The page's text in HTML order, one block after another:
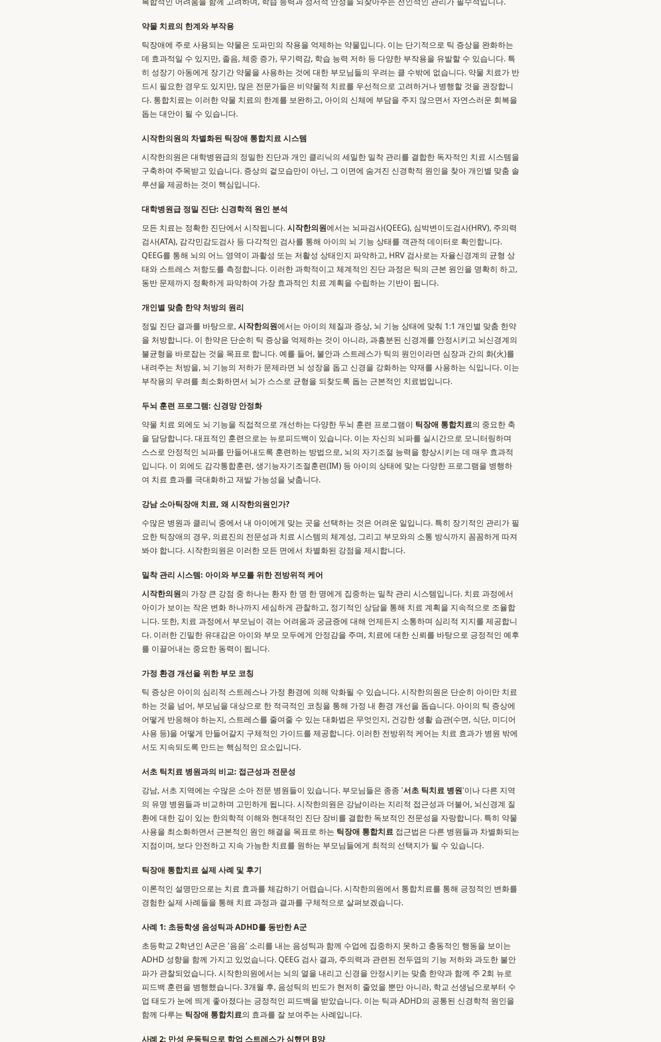
약물 치료의 한계와 부작용
틱장애에 주로 사용되는 약물은 도파민의 작용을 억제하는 약물입니다. 이는 단기적으로 틱 증상을 완화하는
데 효과적일 수 있지만, 졸음, 체중 증가, 무기력감, 학습 능력 저하 등 다양한 부작용을 유발할 수 있습니다. 특
히 성장기 아동에게 장기간 약물을 사용하는 것에 대한 부모님들의 우려는 클 수밖에 없습니다. 약물 치료가 반
드시 필요한 경우도 있지만, 많은 전문가들은 비약물적 치료를 우선적으로 고려하거나 병행할 것을 권장합니
다. 통합치료는 이러한 약물 치료의 한계를 보완하고, 아이의 신체에 부담을 주지 않으면서 자연스러운 회복을
돕는 대안이 될 수 있습니다.
시작한의원의 차별화된 틱장애 통합치료 시스템
시작한의원은 대학병원급의 정밀한 진단과 개인 클리닉의 세밀한 밀착 관리를 결합한 독자적인 치료 시스템을
구축하여 주목받고 있습니다. 증상의 겉모습만이 아닌, 그 이면에 숨겨진 신경학적 원인을 찾아 개인별 맞춤 솔
루션을 제공하는 것이 핵심입니다.
대학병원급 정밀 진단: 신경학적 원인 분석
모든 치료는 정확한 진단에서 시작됩니다. 시작한의원에서는 뇌파검사(QEEG), 심박변이도검사(HRV), 주의력
검사(ATA), 감각민감도검사 등 다각적인 검사를 통해 아이의 뇌 기능 상태를 객관적 데이터로 확인합니다.
QEEG를 통해 뇌의 어느 영역이 과활성 또는 저활성 상태인지 파악하고, HRV 검사로는 자율신경계의 균형 상
태와 스트레스 저항도를 측정합니다. 이러한 과학적이고 체계적인 진단 과정은 틱의 근본 원인을 명확히 하고,
동반 문제까지 정확하게 파악하여 가장 효과적인 치료 계획을 수립하는 기반이 됩니다.
개인별 맞춤 한약 처방의 원리
정밀 진단 결과를 바탕으로, 시작한의원에서는 아이의 체질과 증상, 뇌 기능 상태에 맞춰 1:1 개인별 맞춤 한약
을 처방합니다. 이 한약은 단순히 틱 증상을 억제하는 것이 아니라, 과흥분된 신경계를 안정시키고 뇌신경계의
불균형을 바로잡는 것을 목표로 합니다. 예를 들어, 불안과 스트레스가 틱의 원인이라면 심장과 간의 화(火)를
내려주는 처방을, 뇌 기능의 저하가 문제라면 뇌 성장을 돕고 신경을 강화하는 약재를 사용하는 식입니다. 이는
부작용의 우려를 최소화하면서 뇌가 스스로 균형을 되찾도록 돕는 근본적인 치료법입니다.
두뇌 훈련 프로그램: 신경망 안정화
약물 치료 외에도 뇌 기능을 직접적으로 개선하는 다양한 두뇌 훈련 프로그램이 틱장애 통합치료의 중요한 축
을 담당합니다. 대표적인 훈련으로는 뉴로피드백이 있습니다. 이는 자신의 뇌파를 실시간으로 모니터링하며
스스로 안정적인 뇌파를 만들어내도록 훈련하는 방법으로, 뇌의 자기조절 능력을 향상시키는 데 매우 효과적
입니다. 이 외에도 감각통합훈련, 생기능자기조절훈련(IM) 등 아이의 상태에 맞는 다양한 프로그램을 병행하
여 치료 효과를 극대화하고 재발 가능성을 낮춥니다.
강남 소아틱장애 치료, 왜 시작한의원인가?
수많은 병원과 클리닉 중에서 내 아이에게 맞는 곳을 선택하는 것은 어려운 일입니다. 특히 장기적인 관리가 필
요한 틱장애의 경우, 의료진의 전문성과 치료 시스템의 체계성, 그리고 부모와의 소통 방식까지 꼼꼼하게 따져
봐야 합니다. 시작한의원은 이러한 모든 면에서 차별화된 강점을 제시합니다.
밀착 관리 시스템: 아이와 부모를 위한 전방위적 케어
시작한의원의 가장 큰 강점 중 하나는 환자 한 명 한 명에게 집중하는 밀착 관리 시스템입니다. 치료 과정에서
아이가 보이는 작은 변화 하나까지 세심하게 관찰하고, 정기적인 상담을 통해 치료 계획을 지속적으로 조율합
니다. 또한, 치료 과정에서 부모님이 겪는 어려움과 궁금증에 대해 언제든지 소통하며 심리적 지지를 제공합니
다. 이러한 긴밀한 유대감은 아이와 부모 모두에게 안정감을 주며, 치료에 대한 신뢰를 바탕으로 긍정적인 예후
를 이끌어내는 중요한 동력이 됩니다.
가정 환경 개선을 위한 부모 코칭
틱 증상은 아이의 심리적 스트레스나 가정 환경에 의해 악화될 수 있습니다. 시작한의원은 단순히 아이만 치료
하는 것을 넘어, 부모님을 대상으로 한 적극적인 코칭을 통해 가정 내 환경 개선을 돕습니다. 아이의 틱 증상에
어떻게 반응해야 하는지, 스트레스를 줄여줄 수 있는 대화법은 무엇인지, 건강한 생활 습관(수면, 식단, 미디어
사용 등)을 어떻게 만들어갈지 구체적인 가이드를 제공합니다. 이러한 전방위적 케어는 치료 효과가 병원 밖에
서도 지속되도록 만드는 핵심적인 요소입니다.
서초 틱치료 병원과의 비교: 접근성과 전문성
강남, 서초 지역에는 수많은 소아 전문 병원들이 있습니다. 부모님들은 종종 '서초 틱치료 병원'이나 다른 지역
의 유명 병원들과 비교하며 고민하게 됩니다. 시작한의원은 강남이라는 지리적 접근성과 더불어, 뇌신경계 질
환에 대한 깊이 있는 한의학적 이해와 현대적인 진단 장비를 결합한 독보적인 전문성을 자랑합니다. 특히 약물
사용을 최소화하면서 근본적인 원인 해결을 목표로 하는 틱장애 통합치료 접근법은 다른 병원들과 차별화되는
지점이며, 보다 안전하고 지속 가능한 치료를 원하는 부모님들에게 최적의 선택지가 될 수 있습니다.
틱장애 통합치료 실제 사례 및 후기
이론적인 설명만으로는 치료 효과를 체감하기 어렵습니다. 시작한의원에서 통합치료를 통해 긍정적인 변화를
경험한 실제 사례들을 통해 치료 과정과 결과를 구체적으로 살펴보겠습니다.
사례 1: 초등학생 음성틱과 ADHD를 동반한 A군
초등학교 2학년인 A군은 '음음' 소리를 내는 음성틱과 함께 수업에 집중하지 못하고 충동적인 행동을 보이는
ADHD 성향을 함께 가지고 있었습니다. QEEG 검사 결과, 주의력과 관련된 전두엽의 기능 저하와 과도한 불안
파가 관찰되었습니다. 시작한의원에서는 뇌의 열을 내리고 신경을 안정시키는 맞춤 한약과 함께 주 2회 뉴로
피드백 훈련을 병행했습니다. 3개월 후, 음성틱의 빈도가 현저히 줄었을 뿐만 아니라, 학교 선생님으로부터 수
업 태도가 눈에 띄게 좋아졌다는 긍정적인 피드백을 받았습니다. 이는 틱과 ADHD의 공통된 신경학적 원인을
함께 다루는 틱장애 통합치료의 효과를 잘 보여주는 사례입니다.
사례 2: 만성 운동틱으로 학업 스트레스가 심했던 B양